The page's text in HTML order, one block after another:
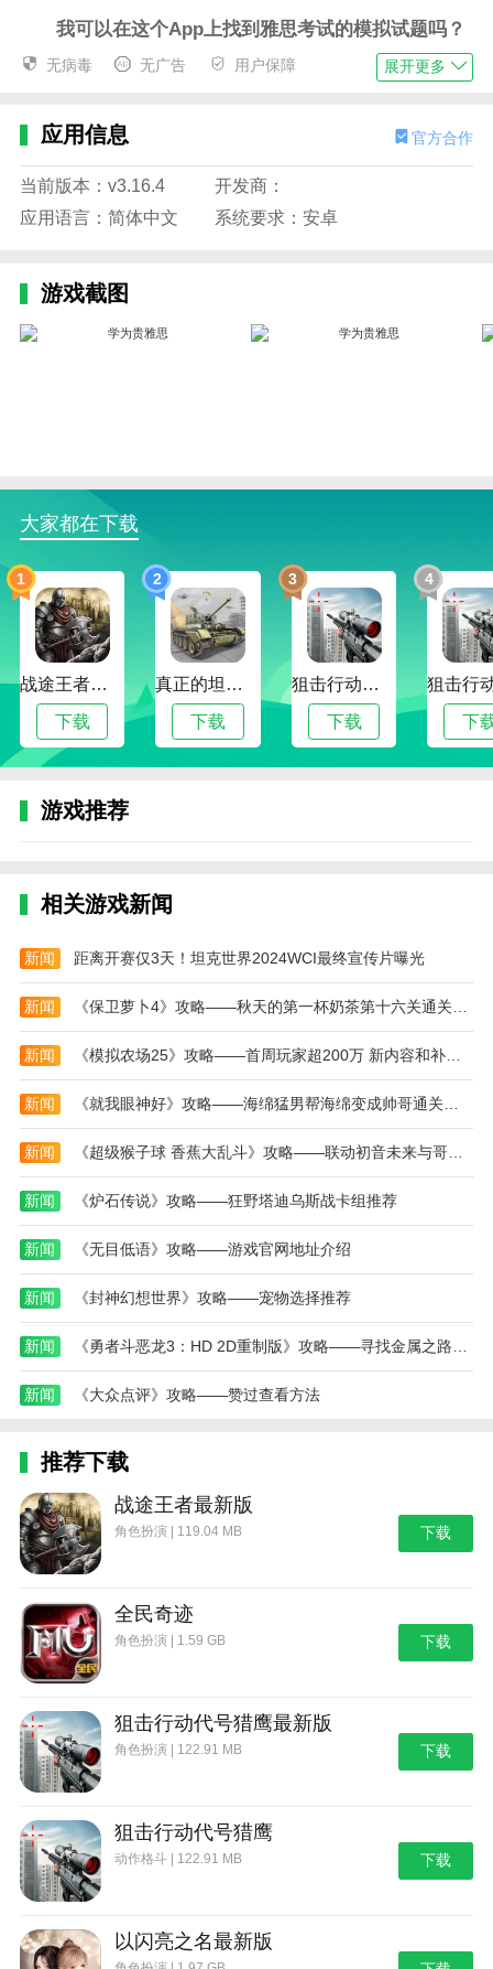
我可以在这个App上找到雅思考试的模拟试题吗？
学为贵雅思提供了大量的雅思考试模拟试题，可以
我需要付费才能使用全部功能吗？
学为贵雅思提供部分免费的资源和功能，但其中一
些高级功能可能需要付费解锁。你可以根据自己的需求
1、机考模考-AI评测
要提前体验考试的刺激？
3、题型视频讲解
名师题型分析。
一分钟带你掌握易错考点。
4、专属雅思真经密卷
刷完真题，没题可做？
机考专属密卷等你来战！
2、学为贵雅思是学为贵网官方推出的一款雅思课
实用的雅思课程的听力、口语、写作以及阅读等全方位
训练服务，还能让学员随时随地查看复习内部讲义、完
成作业、提交、查看老师批改反馈、师生即时互动等。
真正开启并引领了移动互联时代的新一代教学方式，绝
对是每个雅思考生不可或缺的必备神器
3、更有剑桥听力跟读、阅读真题解析全面上线
4、公益直播，大神帮你飞速提分，大神驾到、早
听早过、一元过四级、两元过六级
5、互动直播课堂，所有想要考取雅思朋友们的选
择
小编评价
以和其他备考者交流心得、答疑解惑。这种互动让我感
到更加有动力和信心去应对雅思考试。
便。它还有智能评分系统，可以及时给我反馈和建议，
本款软件是一个非常好用的雅思备考app，里面有
丰富的题库和模拟试卷，可以帮助我系统地复习听力、
阅读、写作和口语。
该应用是学习雅思的必备app！里面有各种雅思考
试资料和模拟题，帮助我提高听力、口语、阅读和写作
技能。
更新日志
新版本来咯!福利送不停~
【雅思水平免费测试】15分钟测试你的雅思水平，
测完可获得高效备考方案;
【新人专享礼包】听说读写全科雅思资料箱免费领
啦~适合:新手入门、长期备考、短期冲刺~
【0元公开课】语料库带练课、带背单词课、单科
技巧课、大咖全科课……每天5节免费听
无病毒 无广告 用户保障 展开更多
应用信息 官方合作
当前版本：v3.16.4
开发商：
应用语言：简体中文
系统要求：安卓
游戏截图
大家都在下载
1
战途王者最新版
下载
2
真正的坦克大战
下载
3
狙击行动代号猎鹰最新版
下载
4
下
游戏推荐
相关游戏新闻
新闻 距离开赛仅3天！坦克世界2024WCI最终宣传片曝光
新闻 《保卫萝卜4》攻略——秋天的第一杯奶茶第十六关通关攻略
新闻 《模拟农场25》攻略——首周玩家超200万 新内容和补丁即将推出
新闻 《就我眼神好》攻略——海绵猛男帮海绵变成帅哥通关攻略
新闻 《超级猴子球 香蕉大乱斗》攻略——联动初音未来与哥斯拉
新闻 《炉石传说》攻略——狂野塔迪乌斯战卡组推荐
新闻 《无目低语》攻略——游戏官网地址介绍
新闻 《封神幻想世界》攻略——宠物选择推荐
新闻
新闻 《大众点评》攻略——赞过查看方法
推荐下载
战途王者最新版
角色扮演 | 119.04 MB 下载
全民奇迹
角色扮演 | 1.59 GB 下载
狙击行动代号猎鹰最新版
角色扮演 | 122.91 MB 下载
狙击行动代号猎鹰
动作格斗 | 122.91 MB 下载
以闪亮之名最新版